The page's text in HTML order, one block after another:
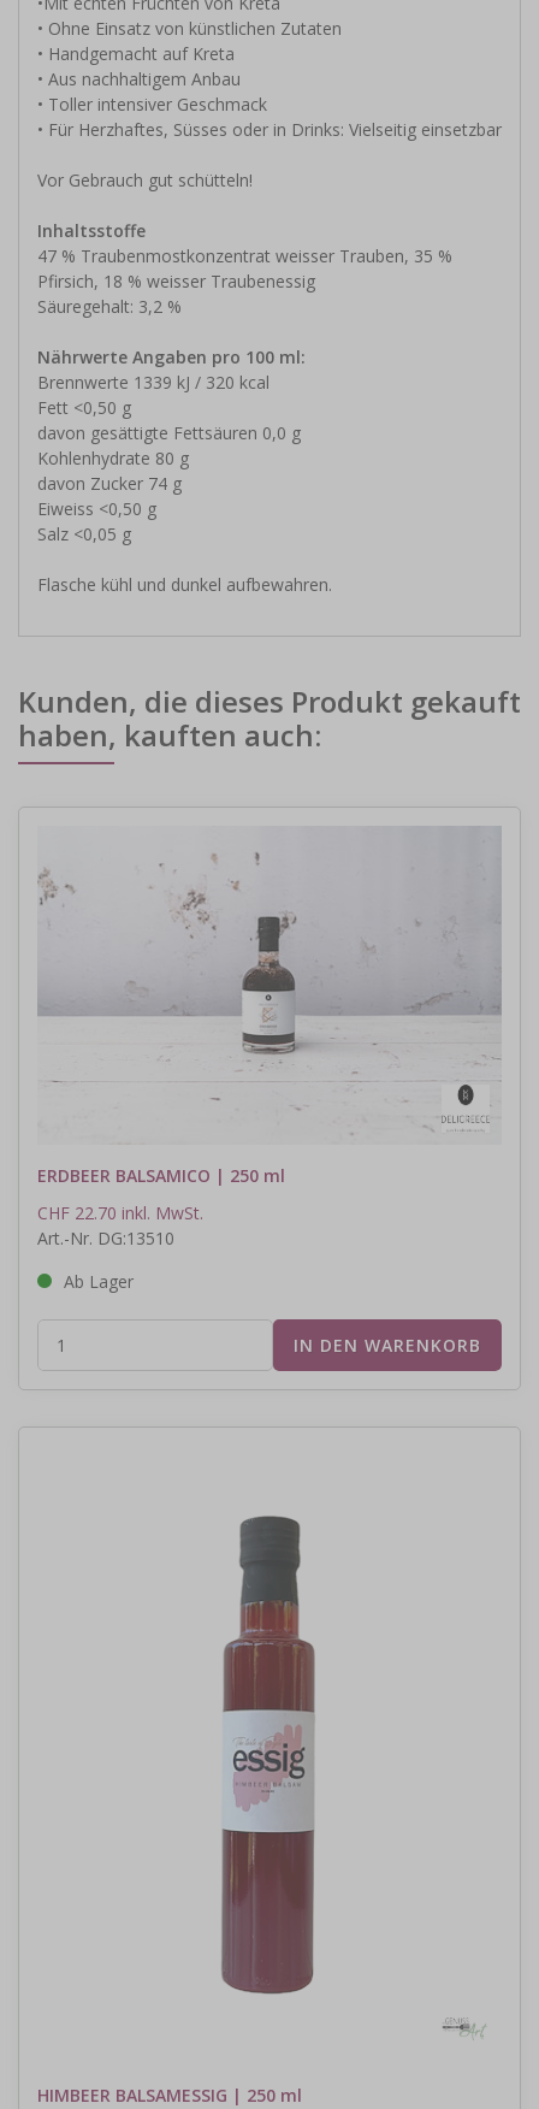
• Ohne Einsatz von künstlichen Zutaten
• Handgemacht auf Kreta
• Aus nachhaltigem Anbau
• Toller intensiver Geschmack
• Für Herzhaftes, Süsses oder in Drinks: Vielseitig einsetzbar
Vor Gebrauch gut schütteln!
Inhaltsstoffe
47 % Traubenmostkonzentrat weisser Trauben, 35 %
Pfirsich, 18 % weisser Traubenessig
Säuregehalt: 3,2 %
Nährwerte Angaben pro 100 ml:
Brennwerte 1339 kJ / 320 kcal
Fett <0,50 g
davon gesättigte Fettsäuren 0,0 g
Kohlenhydrate 80 g
davon Zucker 74 g
Eiweiss <0,50 g
Salz <0,05 g
Flasche kühl und dunkel aufbewahren.
Kunden, die dieses Produkt gekauft
haben, kauften auch:
ERDBEER BALSAMICO | 250 ml
CHF 22.70 inkl. MwSt.
Art.-Nr. DG:13510
Ab Lager
HIMBEER BALSAMESSIG | 250 ml